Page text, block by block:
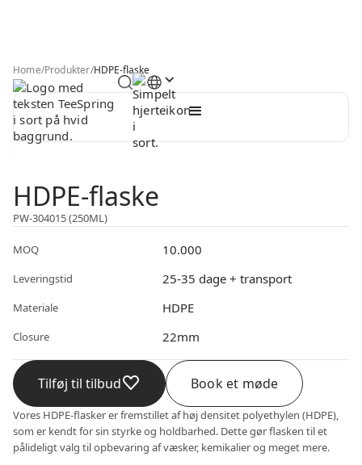
Home/Produkter/HDPE-flaske
HDPE-flaske
PW-304015 (250ML)
MOQ 10.000
Leveringstid 25-35 dage + transport
Materiale HDPE
Closure 22mm
Tilføj til tilbud Book et møde
Vores HDPE-flasker er fremstillet af høj densitet polyethylen (HDPE),
som er kendt for sin styrke og holdbarhed. Dette gør flasken til et
pålideligt valg til opbevaring af væsker, kemikalier og meget mere.